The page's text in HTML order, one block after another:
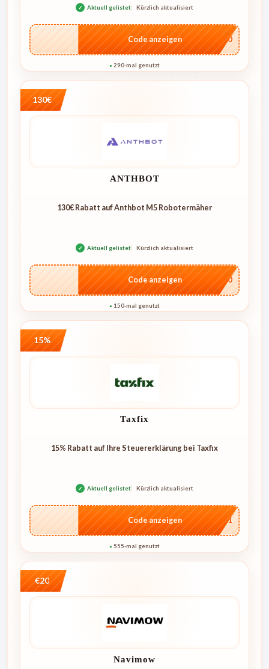
✓ Aktuell gelistet Kürzlich aktualisiert
…4U10
Code anzeigen
● 290-mal genutzt
130€
ANTHBOT
130€ Rabatt auf Anthbot M5 Robotermäher
✓ Aktuell gelistet Kürzlich aktualisiert
…E250
Code anzeigen
● 150-mal genutzt
15%
Taxfix
15% Rabatt auf Ihre Steuererklärung bei Taxfix
✓ Aktuell gelistet Kürzlich aktualisiert
…mv1
Code anzeigen
● 555-mal genutzt
€20
Navimow